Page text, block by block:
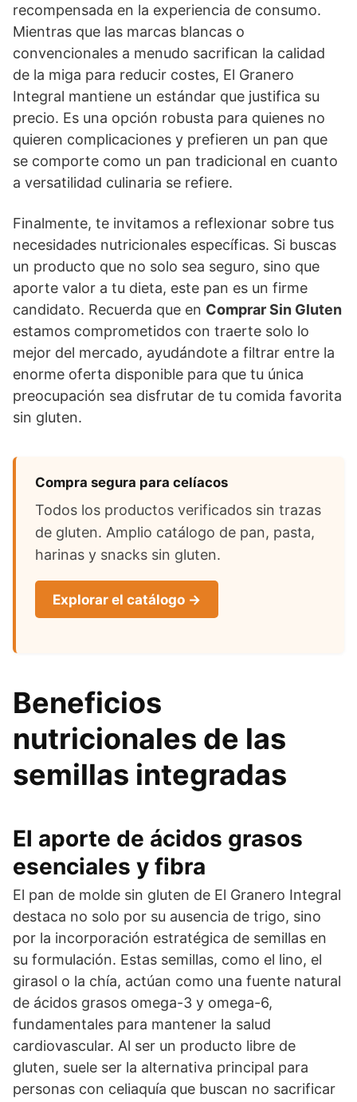
recompensada en la experiencia de consumo.
Mientras que las marcas blancas o
convencionales a menudo sacrifican la calidad
de la miga para reducir costes, El Granero
Integral mantiene un estándar que justifica su
precio. Es una opción robusta para quienes no
quieren complicaciones y prefieren un pan que
se comporte como un pan tradicional en cuanto
a versatilidad culinaria se refiere.
Finalmente, te invitamos a reflexionar sobre tus
necesidades nutricionales específicas. Si buscas
un producto que no solo sea seguro, sino que
aporte valor a tu dieta, este pan es un firme
candidato. Recuerda que en Comprar Sin Gluten
estamos comprometidos con traerte solo lo
mejor del mercado, ayudándote a filtrar entre la
enorme oferta disponible para que tu única
preocupación sea disfrutar de tu comida favorita
sin gluten.
Compra segura para celíacos
Todos los productos verificados sin trazas
de gluten. Amplio catálogo de pan, pasta,
harinas y snacks sin gluten.
Explorar el catálogo →
Beneficios
nutricionales de las
semillas integradas
El aporte de ácidos grasos
esenciales y fibra
El pan de molde sin gluten de El Granero Integral
destaca no solo por su ausencia de trigo, sino
por la incorporación estratégica de semillas en
su formulación. Estas semillas, como el lino, el
girasol o la chía, actúan como una fuente natural
de ácidos grasos omega-3 y omega-6,
fundamentales para mantener la salud
cardiovascular. Al ser un producto libre de
gluten, suele ser la alternativa principal para
personas con celiaquía que buscan no sacrificar